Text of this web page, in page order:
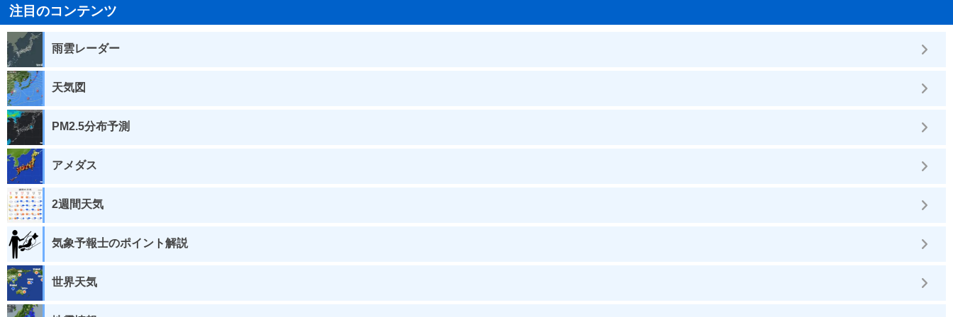
注目のコンテンツ
雨雲レーダー
天気図
PM2.5分布予測
アメダス
2週間天気
気象予報士のポイント解説
世界天気